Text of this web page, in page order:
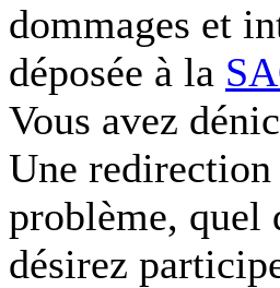
dommages et
déposée à la
Vous avez
Une redirection
problème, quel
désirez